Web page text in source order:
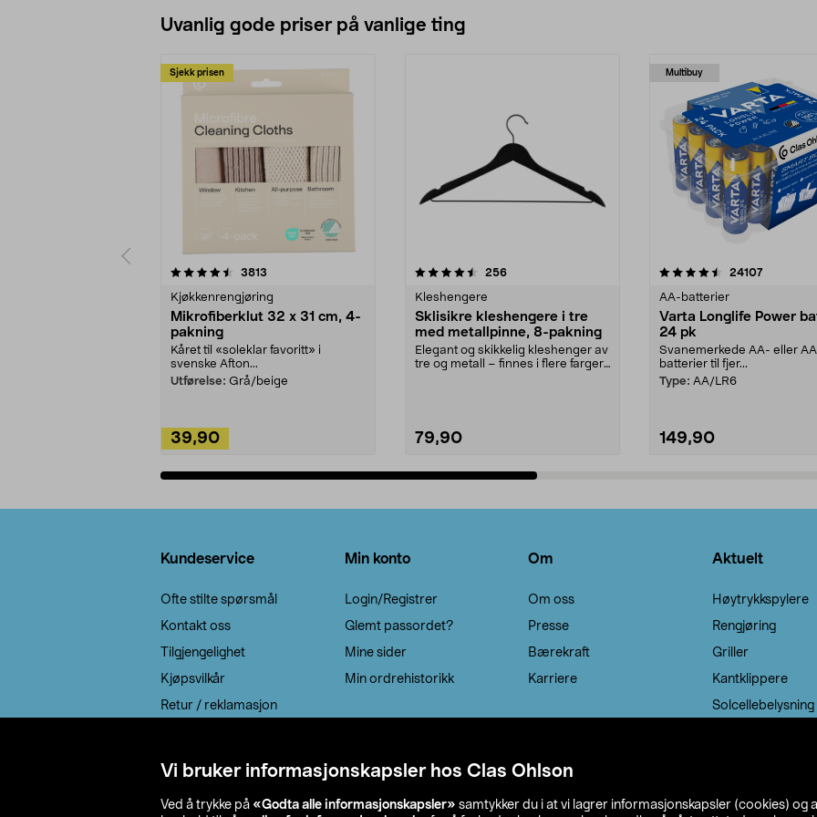
Vi bruker informasjonskapsler hos Clas Ohlson
Ved å trykke på «Godta alle informasjonskapsler» samtykker du i at vi lagrer informasjonskapsler (cookies) og
Uvanlig gode priser på vanlige ting
Sjekk prisen
3813
Kjøkkenrengjøring
Mikrofiberklut 32 x 31 cm, 4-
pakning
Kåret til «soleklar favoritt» i
svenske Afton...
Utførelse: Grå/beige
39,90
4.5av 5 stjerner 256anmeldelser
Kleshengere
Sklisikre kleshengere i tre
med metallpinne, 8-pakning
Elegant og skikkelig kleshenger av
tre og metall – finnes i flere farger.
79,90
Multibuy
4.5av 5 stjerner 24107
AA-batterier
Varta Longlife Power
24 pk
Svanemerkede AA- eller
batterier til fjer...
Type: AA/LR6
149,90
4.5av 5 stjerner
Kundeservice
Ofte stilte spørsmål
Kontakt oss
Tilgjengelighet
Kjøpsvilkår
Retur / reklamasjon
Min konto
Login/Registrer
Glemt passordet?
Mine sider
Min ordrehistorikk
Om
Om oss
Presse
Bærekraft
Karriere
Aktuelt
Høytrykkspylere
Rengjøring
Griller
Kantklippere
Solcellebelysning